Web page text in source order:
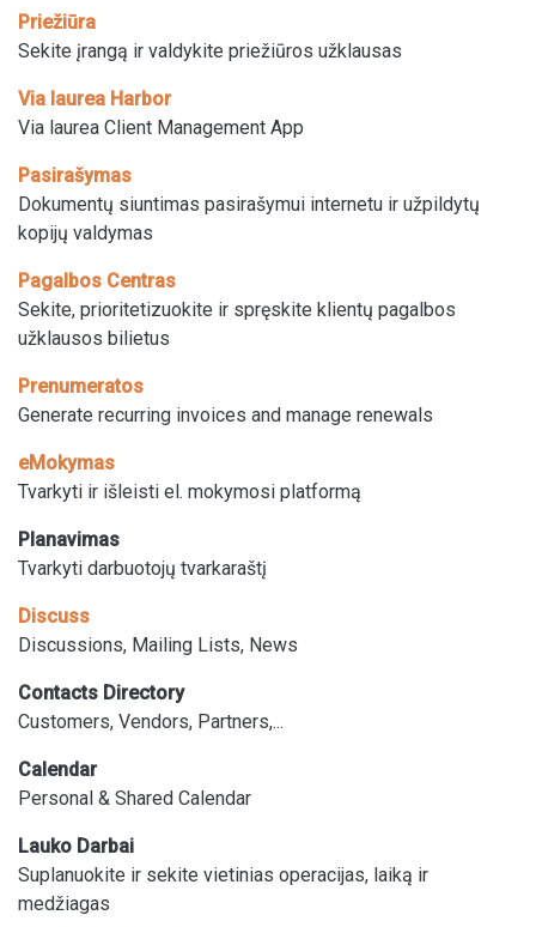
Priežiūra
Sekite įrangą ir valdykite priežiūros užklausas
Via laurea Harbor
Via laurea Client Management App
Pasirašymas
Dokumentų siuntimas pasirašymui internetu ir užpildytų
kopijų valdymas
Pagalbos Centras
Sekite, prioritetizuokite ir spręskite klientų pagalbos
užklausos bilietus
Prenumeratos
Generate recurring invoices and manage renewals
eMokymas
Tvarkyti ir išleisti el. mokymosi platformą
Planavimas
Tvarkyti darbuotojų tvarkaraštį
Discuss
Discussions, Mailing Lists, News
Contacts Directory
Customers, Vendors, Partners,...
Calendar
Personal & Shared Calendar
Lauko Darbai
Suplanuokite ir sekite vietinias operacijas, laiką ir
medžiagas